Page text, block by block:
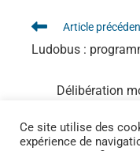
Article
Ludobus :
Délibération
Ce site utilise des
expérience de